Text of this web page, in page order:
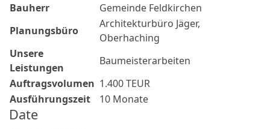
Bauherr
Gemeinde Feldkirchen
Planungsbüro
Architekturbüro Jäger,
Oberhaching
Unsere
Leistungen
Baumeisterarbeiten
Auftragsvolumen 1.400 TEUR
Ausführungszeit
10 Monate
Date